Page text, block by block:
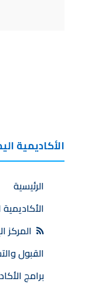
الأكاديمية
الرئيسية
الأكاديمية
المركز
القبول
برامج